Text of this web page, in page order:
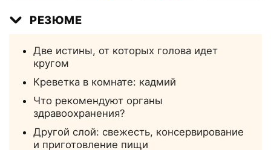
РЕЗЮМЕ
Две истины, от которых голова идет
кругом
Креветка в комнате: кадмий
Что рекомендуют органы
здравоохранения?
Другой слой: свежесть, консервирование
и приготовление пищи